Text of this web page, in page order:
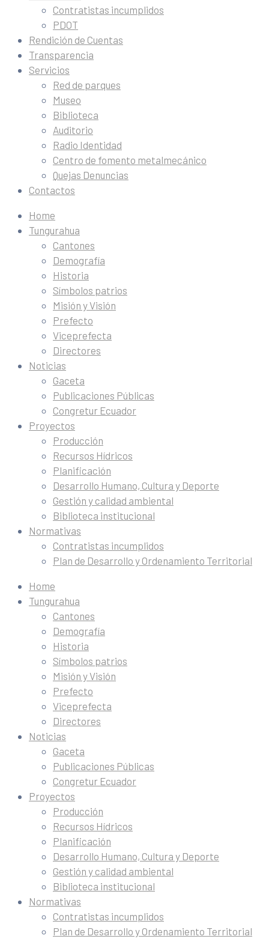
Contratistas incumplidos
PDOT
Rendición de Cuentas
Transparencia
Servicios
Red de parques
Museo
Biblioteca
Auditorio
Radio Identidad
Centro de fomento metalmecánico
Quejas Denuncias
Contactos
Home
Tungurahua
Cantones
Demografía
Historia
Símbolos patrios
Misión y Visión
Prefecto
Viceprefecta
Directores
Noticias
Gaceta
Publicaciones Públicas
Congretur Ecuador
Proyectos
Producción
Recursos Hídricos
Planificación
Desarrollo Humano, Cultura y Deporte
Gestión y calidad ambiental
Biblioteca institucional
Normativas
Contratistas incumplidos
Plan de Desarrollo y Ordenamiento Territorial
Home
Tungurahua
Cantones
Demografía
Historia
Símbolos patrios
Misión y Visión
Prefecto
Viceprefecta
Directores
Noticias
Gaceta
Publicaciones Públicas
Congretur Ecuador
Proyectos
Producción
Recursos Hídricos
Planificación
Desarrollo Humano, Cultura y Deporte
Gestión y calidad ambiental
Biblioteca institucional
Normativas
Contratistas incumplidos
Plan de Desarrollo y Ordenamiento Territorial